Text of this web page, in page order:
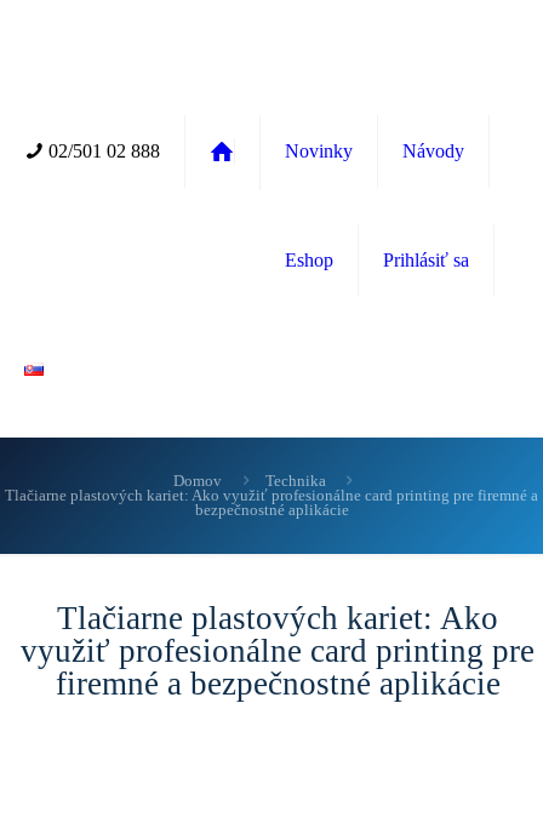
02/501 02 888 Novinky Návody
Eshop Prihlásiť sa
Domov
Technika
Tlačiarne plastových kariet: Ako využiť profesionálne card printing pre firemné a
bezpečnostné aplikácie
Tlačiarne plastových kariet: Ako
využiť profesionálne card printing pre
firemné a bezpečnostné aplikácie